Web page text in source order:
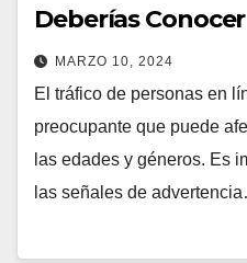
Deberías Conocer
MARZO 10, 2024
El tráfico de personas en
preocupante que puede
las edades y géneros. Es
las señales de